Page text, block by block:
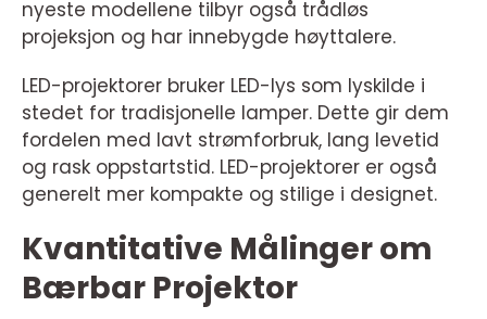
nyeste modellene tilbyr også trådløs
projeksjon og har innebygde høyttalere.
LED-projektorer bruker LED-lys som lyskilde i
stedet for tradisjonelle lamper. Dette gir dem
fordelen med lavt strømforbruk, lang levetid
og rask oppstartstid. LED-projektorer er også
generelt mer kompakte og stilige i designet.
Kvantitative Målinger om
Bærbar Projektor